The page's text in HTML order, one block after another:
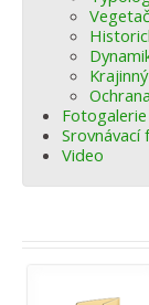
Fotogalerie
Srovnávací
Video